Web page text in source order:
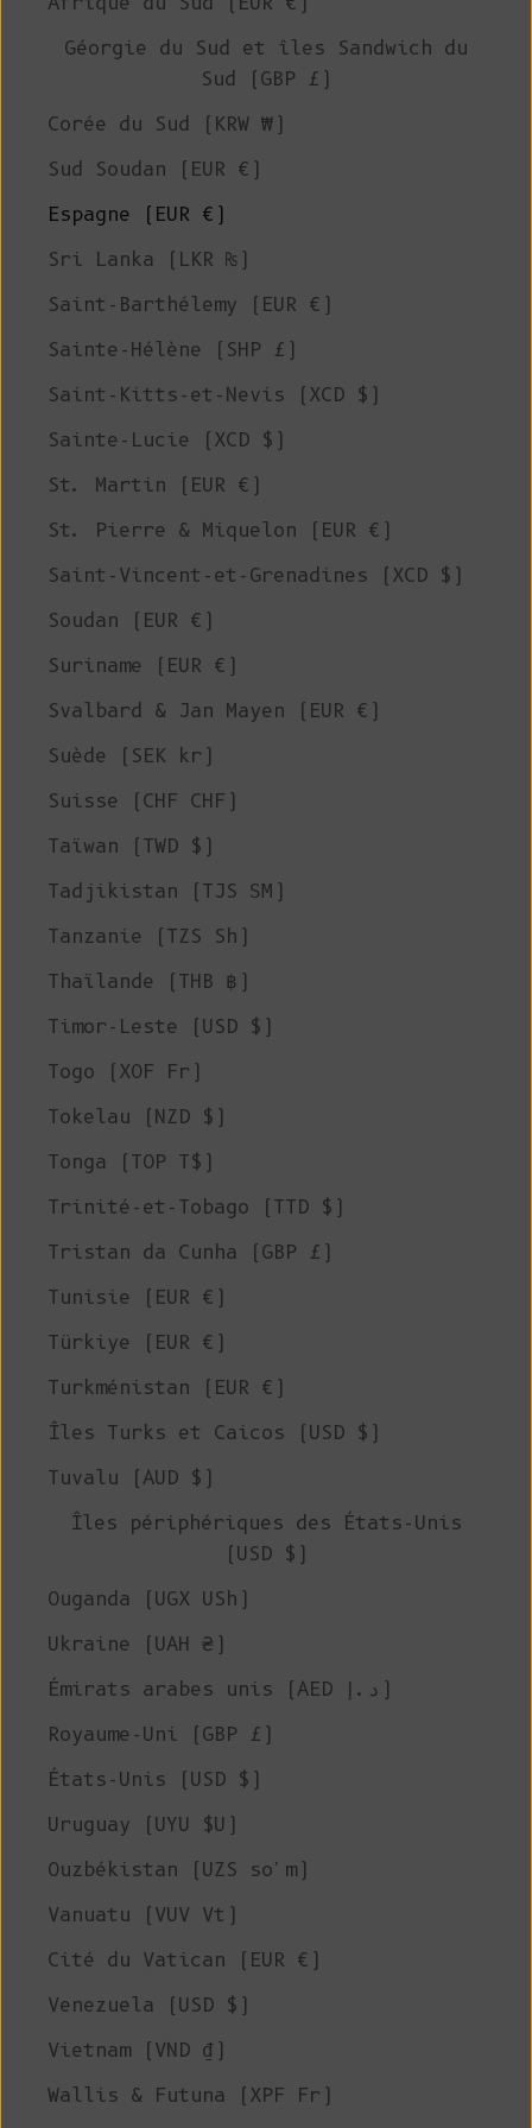
Géorgie du Sud et îles Sandwich du
Sud (GBP £)
Corée du Sud (KRW ₩)
Sud Soudan (EUR €)
Espagne (EUR €)
Sri Lanka (LKR ₨)
Saint-Barthélemy (EUR €)
Sainte-Hélène (SHP £)
Saint-Kitts-et-Nevis (XCD $)
Sainte-Lucie (XCD $)
St. Martin (EUR €)
St. Pierre & Miquelon (EUR €)
Saint-Vincent-et-Grenadines (XCD $)
Soudan (EUR €)
Suriname (EUR €)
Svalbard & Jan Mayen (EUR €)
Suède (SEK kr)
Suisse (CHF CHF)
Taïwan (TWD $)
Tadjikistan (TJS ЅМ)
Tanzanie (TZS Sh)
Thaïlande (THB ฿)
Timor-Leste (USD $)
Togo (XOF Fr)
Tokelau (NZD $)
Tonga (TOP T$)
Trinité-et-Tobago (TTD $)
Tristan da Cunha (GBP £)
Tunisie (EUR €)
Türkiye (EUR €)
Turkménistan (EUR €)
Îles Turks et Caicos (USD $)
Tuvalu (AUD $)
Îles périphériques des États-Unis
(USD $)
Ouganda (UGX USh)
Ukraine (UAH ₴)
Émirats arabes unis (AED د.إ)
Royaume-Uni (GBP £)
États-Unis (USD $)
Uruguay (UYU $U)
Ouzbékistan (UZS so'm)
Vanuatu (VUV Vt)
Cité du Vatican (EUR €)
Venezuela (USD $)
Vietnam (VND ₫)
Wallis & Futuna (XPF Fr)